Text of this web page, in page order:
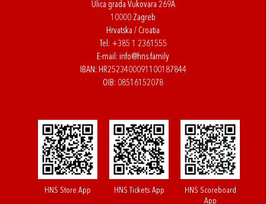
Ulica grada Vukovara 269A
10000 Zagreb
Hrvatska / Croatia
Tel: +385 1 2361555
E-mail: info@hns.family
IBAN: HR2523400091100187844
OIB: 08516152078
HNS Store App HNS Tickets App
HNS Scoreboard
App